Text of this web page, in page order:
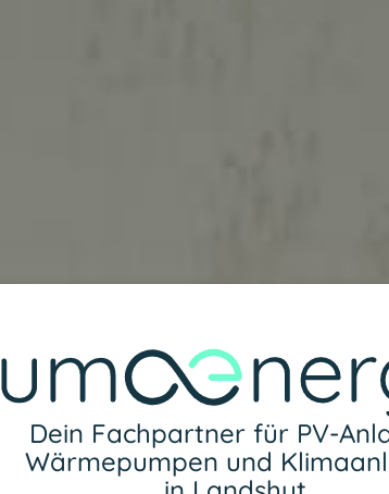
Dein Fachpartner für PV-
Wärmepumpen und